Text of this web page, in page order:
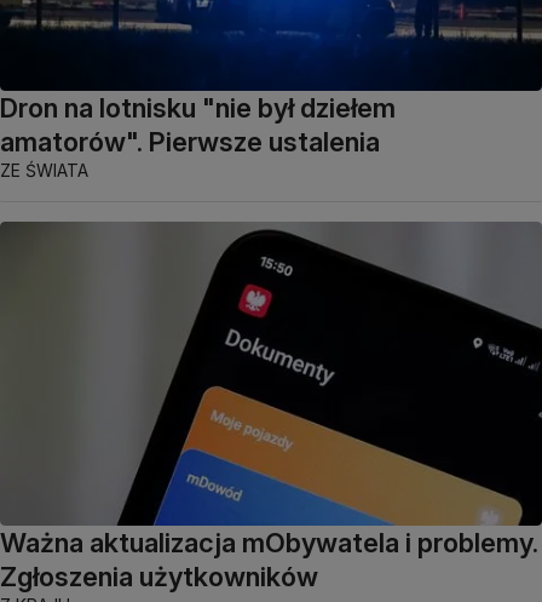
Dron na lotnisku "nie był dziełem
amatorów". Pierwsze ustalenia
ZE ŚWIATA
Ważna aktualizacja mObywatela i problemy.
Zgłoszenia użytkowników